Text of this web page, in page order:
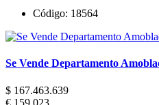
Código: 18564
Se Vende Departamento
$ 167.463.639
€ 159.023